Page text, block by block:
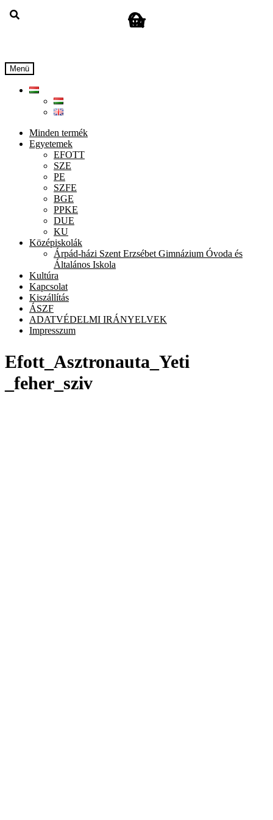
Ugrás
Kilépés
Menü
Minden termék
Egyetemek
EFOTT
SZE
PE
SZFE
BGE
PPKE
DUE
KU
Középiskolák
Árpád-házi Szent Erzsébet Gimnázium Óvoda és
Általános Iskola
Kultúra
Kapcsolat
Kiszállítás
ÁSZF
ADATVÉDELMI IRÁNYELVEK
Impresszum
Efott_Asztronauta_Yeti
_feher_sziv